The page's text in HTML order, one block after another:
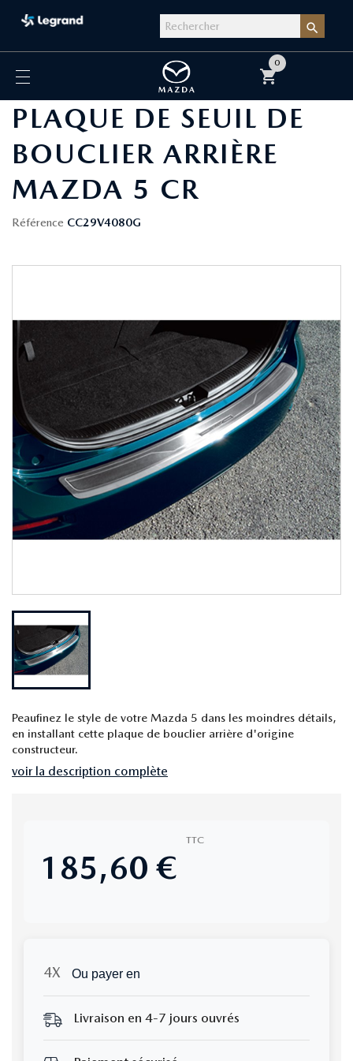

shopping_cart
0
PLAQUE DE SEUIL DE
BOUCLIER ARRIÈRE
MAZDA 5 CR
Référence CC29V4080G
Peaufinez le style de votre Mazda 5 dans les moindres détails,
en installant cette plaque de bouclier arrière d'origine
constructeur.
voir la description complète
185,60 €
TTC
Ou payer en
Livraison en 4-7 jours ouvrés